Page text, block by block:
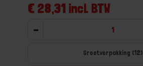
€ 28,31 incl. BTW
-
Grootverpakking (12)